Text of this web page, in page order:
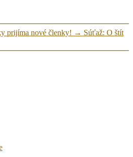
prijíma nové členky! → Súťaž: O štít